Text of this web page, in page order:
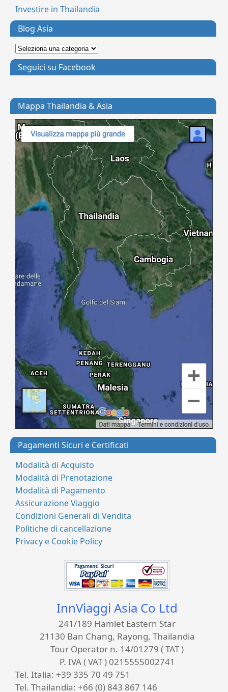
Investire in Thailandia
Blog Asia
Seguici su Facebook
Mappa Thailandia & Asia
Pagamenti Sicuri e Certificati
Modalità di Acquisto
Modalità di Prenotazione
Modalità di Pagamento
Assicurazione Viaggio
Condizioni Generali di Vendita
Politiche di cancellazione
Privacy e Cookie Policy
InnViaggi Asia Co Ltd
241/189 Hamlet Eastern Star
21130 Ban Chang, Rayong, Thailandia
Tour Operator n. 14/01279 ( TAT )
P. IVA ( VAT ) 0215555002741
Tel. Italia: +39 335 70 49 751
Tel. Thailandia: +66 (0) 843 867 146